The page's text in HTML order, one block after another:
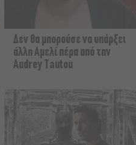
Δεν θα μπορούσε να υπάρξει
άλλη Αμελί πέρα από την
Audrey Tautou